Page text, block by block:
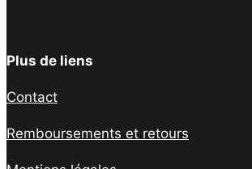
Plus de liens
Contact
Remboursements et retours